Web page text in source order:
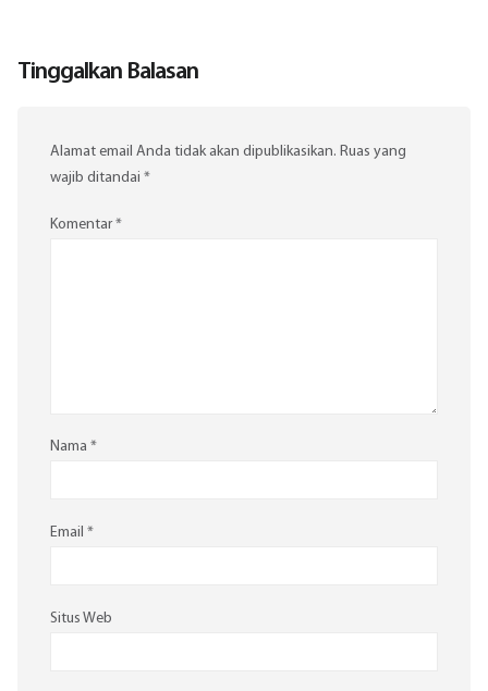
Tinggalkan Balasan
Alamat email Anda tidak akan dipublikasikan. Ruas yang
wajib ditandai *
Komentar*
Nama *
Email *
Situs Web